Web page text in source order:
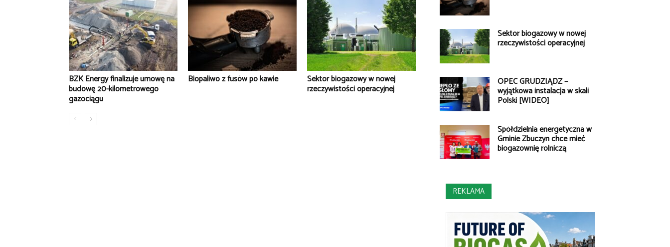
BZK Energy finalizuje umowę na
budowę 20-kilometrowego
gazociągu
Biopaliwo z fusów po kawie Sektor biogazowy w nowej
rzeczywistości operacyjnej
Sektor biogazowy w nowej
rzeczywistości operacyjnej
OPEC GRUDZIĄDZ –
wyjątkowa instalacja w skali
Polski [WIDEO]
Spółdzielnia energetyczna w
Gminie Zbuczyn chce mieć
biogazownię rolniczą
REKLAMA